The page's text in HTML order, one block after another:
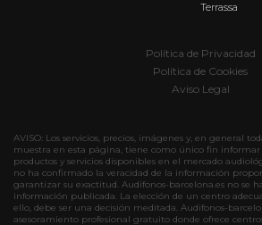
Terrassa
Política de Privacidad
Política de Cookies
Aviso Legal
AVISO: Los servicios, precios, imágenes y, en general
muestra en esta página, tiene como único fin informar
productos y servicios disponibles en el mercado
no ha confirmado la veracidad de la información
garantizar su exactitud. Audifonos-barcelona.es no se
información publicada. La elección de un centro
ello, debe ser una decisión meditada. Audifonos-
asesoramiento profesional gratuito donde ofrece